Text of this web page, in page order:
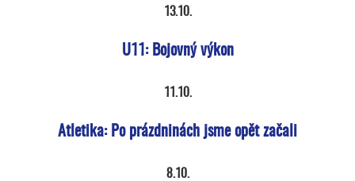
13.10.
U11: Bojovný výkon
11.10.
Atletika: Po prázdninách jsme opět začali
8.10.